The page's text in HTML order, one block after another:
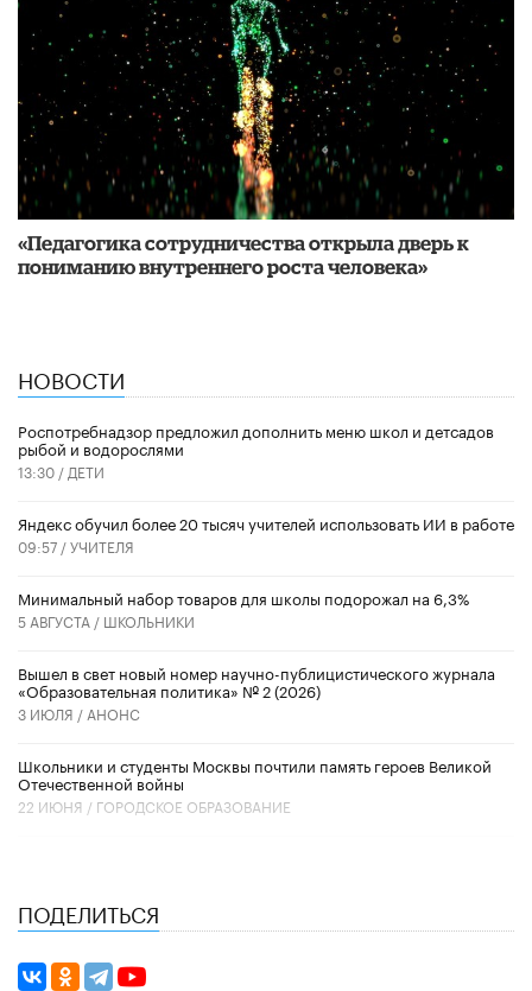
«Педагогика сотрудничества открыла дверь к
пониманию внутреннего роста человека»
НОВОСТИ
Роспотребнадзор предложил дополнить меню школ и детсадов
рыбой и водорослями
13:30 / ДЕТИ
​Яндекс обучил более 20 тысяч учителей использовать ИИ в работе
09:57 /УЧИТЕЛЯ
Минимальный набор товаров для школы подорожал на 6,3%
5 АВГУСТА / ШКОЛЬНИКИ
Вышел в свет новый номер научно-публицистического журнала
«Образовательная политика» № 2 (2026)
3 ИЮЛЯ / АНОНС
Школьники и студенты Москвы почтили память героев Великой
Отечественной войны
22 ИЮНЯ / ГОРОДСКОЕ ОБРАЗОВАНИЕ
ПОДЕЛИТЬСЯ